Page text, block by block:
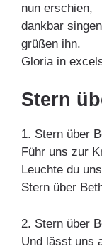
nun erschien,
dankbar
grüßen ihn.
Gloria in
Stern
1. Stern über
Führ uns zur
Leuchte du
Stern über
2. Stern über
Und lässt uns